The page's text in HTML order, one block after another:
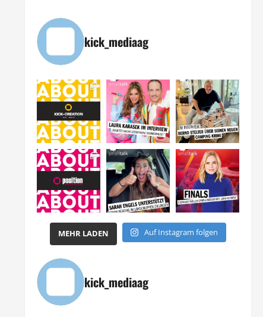
kick_mediaag
MEHR LADEN Auf Instagram folgen
kick_mediaag